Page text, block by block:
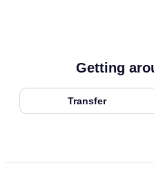
Getting
Transfer